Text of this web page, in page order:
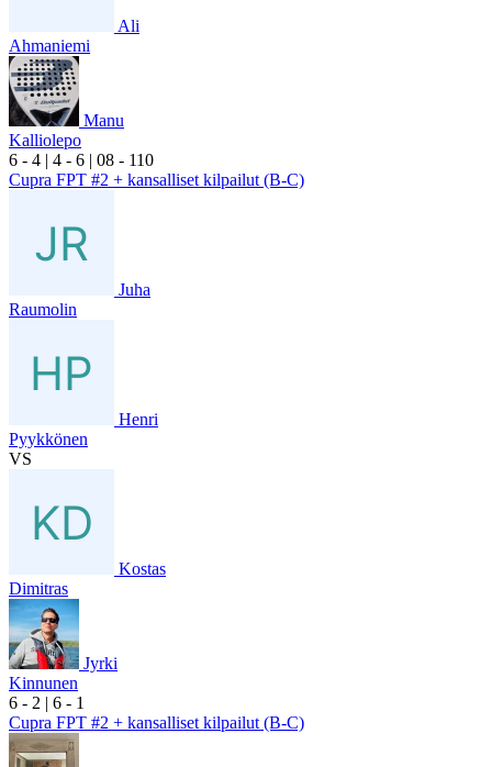
Ali
Ahmaniemi
Manu
Kalliolepo
6 - 4 | 4 - 6 | 08 - 110
Cupra FPT #2 + kansalliset kilpailut (B-C)
Juha
Raumolin
Henri
Pyykkönen
VS
Kostas
Dimitras
Jyrki
Kinnunen
6 - 2 | 6 - 1
Cupra FPT #2 + kansalliset kilpailut (B-C)